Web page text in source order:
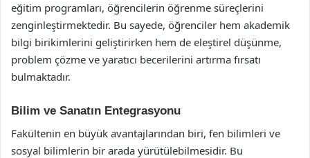
eğitim programları, öğrencilerin öğrenme süreçlerini
zenginleştirmektedir. Bu sayede, öğrenciler hem akademik
bilgi birikimlerini geliştirirken hem de eleştirel düşünme,
problem çözme ve yaratıcı becerilerini artırma fırsatı
bulmaktadır.
Bilim ve Sanatın Entegrasyonu
Fakültenin en büyük avantajlarından biri, fen bilimleri ve
sosyal bilimlerin bir arada yürütülebilmesidir. Bu